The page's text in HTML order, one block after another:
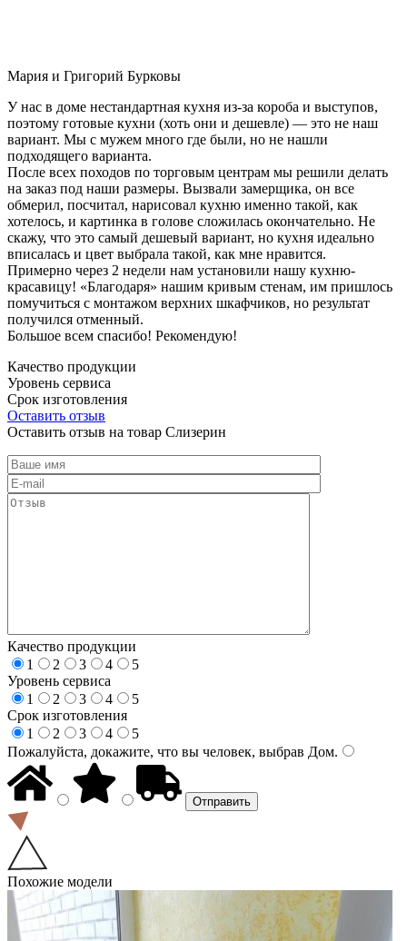
Мария и Григорий Бурковы
У нас в доме нестандартная кухня из-за короба и выступов,
поэтому готовые кухни (хоть они и дешевле) — это не наш
вариант. Мы с мужем много где были, но не нашли
подходящего варианта.
После всех походов по торговым центрам мы решили делать
на заказ под наши размеры. Вызвали замерщика, он все
обмерил, посчитал, нарисовал кухню именно такой, как
хотелось, и картинка в голове сложилась окончательно. Не
скажу, что это самый дешевый вариант, но кухня идеально
вписалась и цвет выбрала такой, как мне нравится.
Примерно через 2 недели нам установили нашу кухню-
красавицу! «Благодаря» нашим кривым стенам, им пришлось
помучиться с монтажом верхних шкафчиков, но результат
получился отменный.
Большое всем спасибо! Рекомендую!
Качество продукции
Уровень сервиса
Срок изготовления
Оставить отзыв
Оставить отзыв на товар Слизерин
Качество продукции
1
2 3 4
5
Уровень сервиса
1
2 3 4
5
Срок изготовления
1
2 3 4
5
Пожалуйста, докажите, что вы человек, выбрав Дом.
Похожие модели